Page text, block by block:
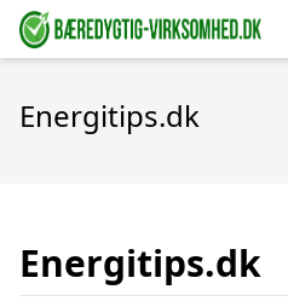
Energitips.dk
Energitips.dk